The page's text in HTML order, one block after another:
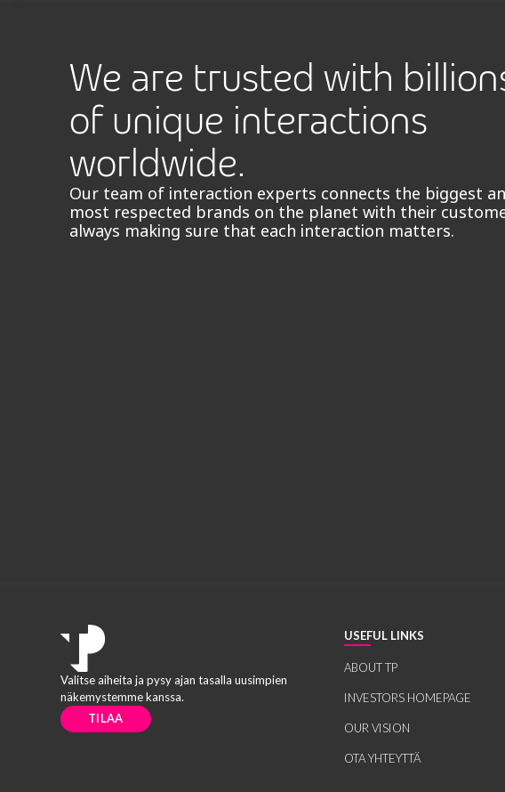
We are trusted with
of unique interactions
worldwide.
Our team of interaction experts connects the biggest
most respected brands on the planet with their
always making sure that each interaction matters.
Valitse aiheita ja pysy ajan tasalla uusimpien
näkemystemme kanssa.
TILAA
USEFUL LINKS
ABOUT TP
INVESTORS HOMEPAGE
OUR VISION
OTA YHTEYTTÄ